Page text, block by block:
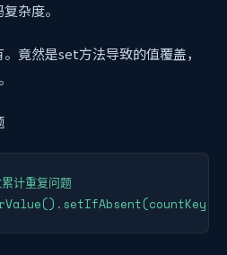
杂度。
竟然是set方法导致的值覆盖，
重复问题